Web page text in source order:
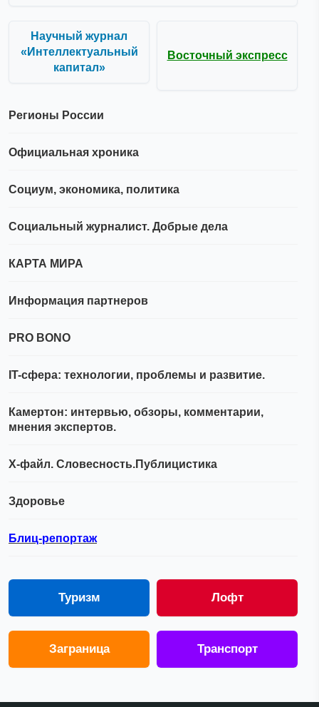
Научный журнал
«Интеллектуальный
капитал»
Восточный экспресс
Регионы России
Официальная хроника
Социум, экономика, политика
Социальный журналист. Добрые дела
КАРТА МИРА
Информация партнеров
PRO BONO
IT-сфера: технологии, проблемы и развитие.
Камертон: интервью, обзоры, комментарии,
мнения экспертов.
Х-файл. Словесность.Публицистика
Здоровье
Блиц-репортаж
Туризм Лофт
Заграница Транспорт